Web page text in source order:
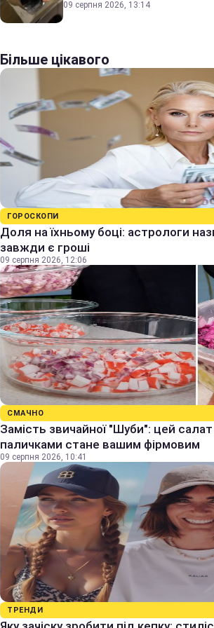
09 серпня 2026, 13:14
Більше цікавого
ГОРОСКОПИ
Доля на їхньому боці: астрологи
завжди є гроші
09 серпня 2026, 12:06
СМАЧНО
Замість звичайної "Шуби": цей
паличками стане вашим фірмовим
09 серпня 2026, 10:41
ТРЕНДИ